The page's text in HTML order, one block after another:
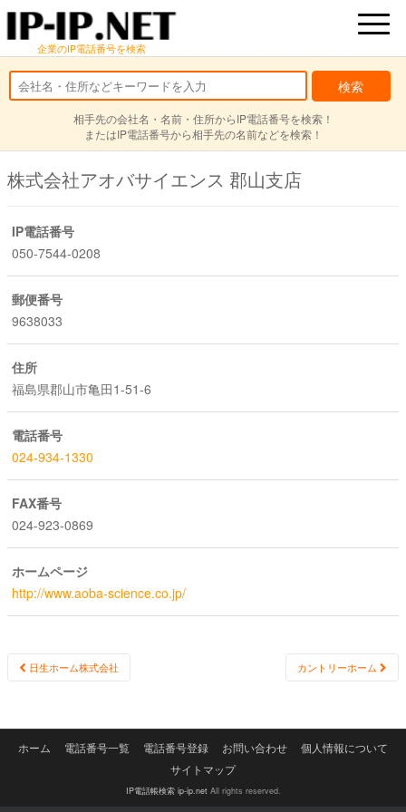
企業のIP電話番号を検索
相手先の会社名・名前・住所からIP電話番号を検索！
またはIP電話番号から相手先の名前などを検索！
株式会社アオバサイエンス 郡山支店
IP電話番号
050-7544-0208
郵便番号
9638033
住所
福島県郡山市亀田1-51-6
電話番号
024-934-1330
FAX番号
024-923-0869
ホームページ
http://www.aoba-science.co.jp/
Post
日生ホーム株式会社 カントリーホーム
ホーム 電話番号一覧 電話番号登録 お問い合わせ
個人情報について
サイトマップ
IP電話帳検索 ip-ip.netAll rights reserved.